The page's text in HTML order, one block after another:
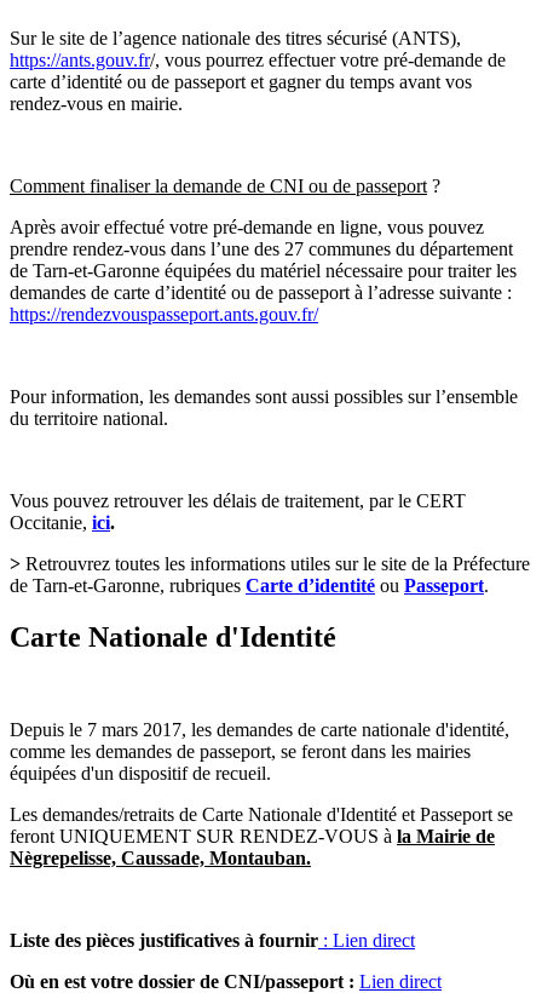
Sur le site de l’agence nationale des titres sécurisé (ANTS),
https://ants.gouv.fr/, vous pourrez effectuer votre pré-demande de
carte d’identité ou de passeport et gagner du temps avant vos
rendez-vous en mairie.
Comment finaliser la demande de CNI ou de passeport ?
Après avoir effectué votre pré-demande en ligne, vous pouvez
prendre rendez-vous dans l’une des 27 communes du département
de Tarn-et-Garonne équipées du matériel nécessaire pour traiter les
demandes de carte d’identité ou de passeport à l’adresse suivante :
https://rendezvouspasseport.ants.gouv.fr/
Pour information, les demandes sont aussi possibles sur l’ensemble
du territoire national.
Vous pouvez retrouver les délais de traitement, par le CERT
Occitanie, ici.
> Retrouvrez toutes les informations utiles sur le site de la Préfecture
de Tarn-et-Garonne, rubriques Carte d’identité ou Passeport.
Carte Nationale d'Identité
Depuis le 7 mars 2017, les demandes de carte nationale d'identité,
comme les demandes de passeport, se feront dans les mairies
équipées d'un dispositif de recueil.
Les demandes/retraits de Carte Nationale d'Identité et Passeport se
feront UNIQUEMENT SUR RENDEZ-VOUS à la Mairie de
Nègrepelisse, Caussade, Montauban.
Liste des pièces justificatives à fournir : Lien direct
Où en est votre dossier de CNI/passeport : Lien direct